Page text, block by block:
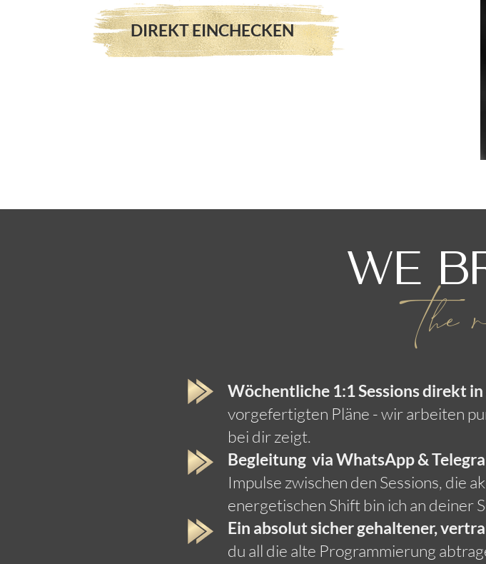
DIREKT EINCHECKEN
WE
the
Wöchentliche 1:1 Sessions direkt in
vorgefertigten Pläne - wir arbeiten
bei dir zeigt.
Begleitung via WhatsApp &
Impulse zwischen den Sessions, die
energetischen Shift bin ich an deiner
Ein absolut sicher gehaltener,
du all die alte Programmierung